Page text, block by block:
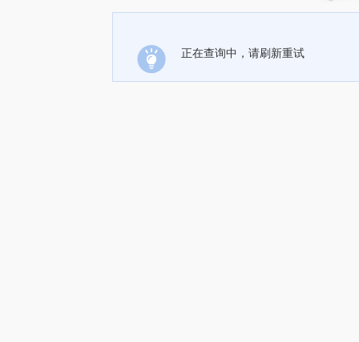
正在查询中，请刷新重试